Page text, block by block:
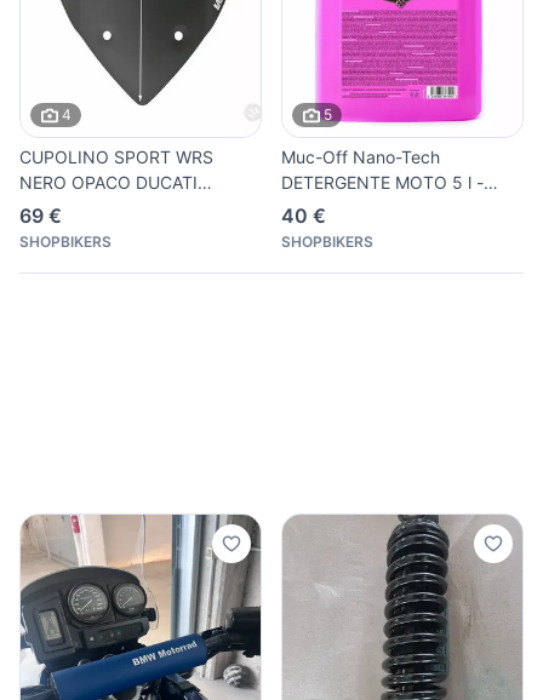
4
CUPOLINO SPORT WRS
NERO OPACO DUCATI
MULTISTRADA
69 €
SHOPBIKERS
5
Muc-Off Nano-Tech
DETERGENTE MOTO 5 l -
Spray 667
40 €
SHOPBIKERS